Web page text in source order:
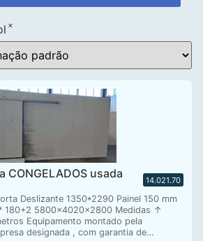
×
CONGELADOS usada
14.021.70
Deslizante 1350*2290 Painel 150 mm
180+2 5800x4020x2800 Medidas ↑
Equipamento montado pela
designada , com garantia de…